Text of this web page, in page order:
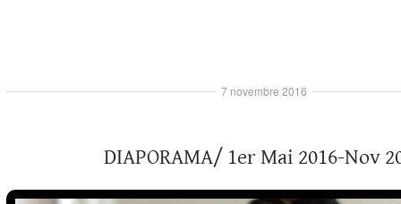
DIAPORAMA/ 1er Mai 2016-Nov
7 novembre 2016